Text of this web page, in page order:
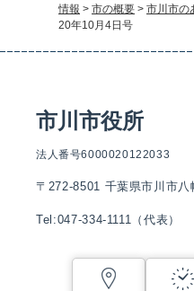
情報 > 市の概要 > 市川市の
20年10月4日号
市川市役所
法人番号6000020122033
〒272-8501 千葉県市川市八
Tel:047-334-1111（代表）